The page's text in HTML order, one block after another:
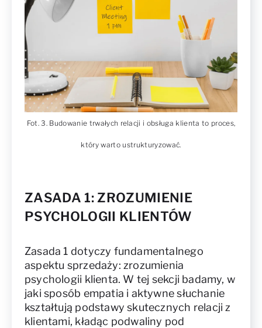
Fot. 3. Budowanie trwałych relacji i obsługa klienta to proces,
który warto ustrukturyzować.
ZASADA 1: ZROZUMIENIE
PSYCHOLOGII KLIENTÓW
Zasada 1 dotyczy fundamentalnego
aspektu sprzedaży: zrozumienia
psychologii klienta. W tej sekcji badamy, w
jaki sposób empatia i aktywne słuchanie
kształtują podstawy skutecznych relacji z
klientami, kładąc podwaliny pod